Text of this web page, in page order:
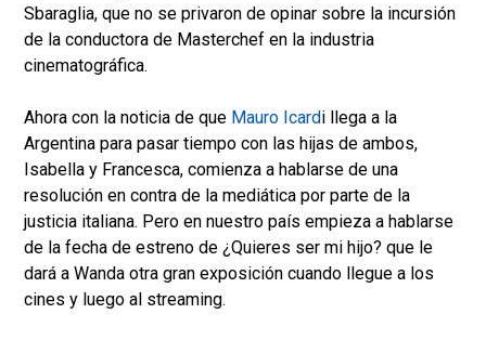
Sbaraglia, que no se privaron de opinar sobre la incursión
de la conductora de Masterchef en la industria
cinematográfica.
Ahora con la noticia de que Mauro Icardi llega a la
Argentina para pasar tiempo con las hijas de ambos,
Isabella y Francesca, comienza a hablarse de una
resolución en contra de la mediática por parte de la
justicia italiana. Pero en nuestro país empieza a hablarse
de la fecha de estreno de ¿Quieres ser mi hijo? que le
dará a Wanda otra gran exposición cuando llegue a los
cines y luego al streaming.